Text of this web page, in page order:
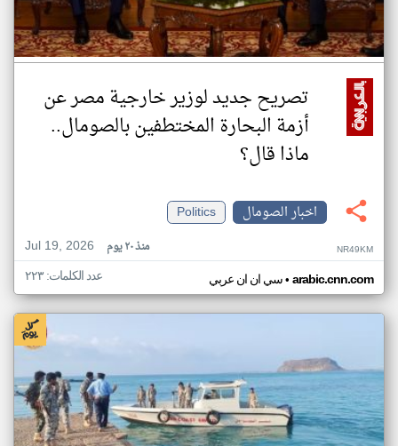
تصريح جديد لوزير خارجية مصر عن
أزمة البحارة المختطفين بالصومال..
ماذا قال؟
اخبار الصومال
Politics
Jul 19, 2026
منذ ٢٠ يوم NR49KM
سي ان ان عربي• arabic.cnn.com عدد الكلمات: ٢٢٣